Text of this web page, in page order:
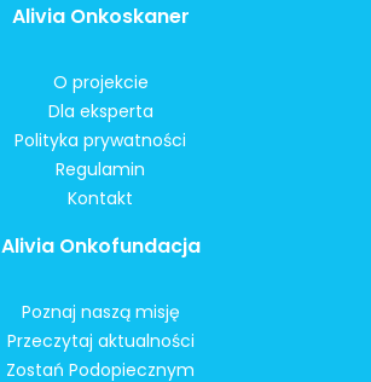
Alivia Onkoskaner
O projekcie
Dla eksperta
Polityka prywatności
Regulamin
Kontakt
Alivia Onkofundacja
Poznaj naszą misję
Przeczytaj aktualności
Zostań Podopiecznym